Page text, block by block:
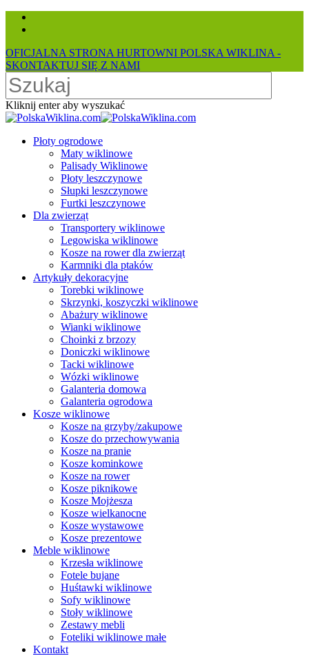
Skip
content
OFICJALNA STRONA HURTOWNI POLSKA WIKLINA -
SKONTAKTUJ SIĘ Z NAMI
Kliknij enter aby wyszukać
Close
search
Menu
Płoty ogrodowe
Maty wiklinowe
Palisady Wiklinowe
Płoty leszczynowe
Słupki leszczynowe
Furtki leszczynowe
Dla zwierząt
Transportery wiklinowe
Legowiska wiklinowe
Kosze na rower dla zwierząt
Karmniki dla ptaków
Artykuły dekoracyjne
Torebki wiklinowe
Skrzynki, koszyczki wiklinowe
Abażury wiklinowe
Wianki wiklinowe
Choinki z brzozy
Doniczki wiklinowe
Tacki wiklinowe
Wózki wiklinowe
Galanteria domowa
Galanteria ogrodowa
Kosze wiklinowe
Kosze na grzyby/zakupowe
Kosze do przechowywania
Kosze na pranie
Kosze kominkowe
Kosze na rower
Kosze piknikowe
Kosze Mojżesza
Kosze wielkanocne
Kosze wystawowe
Kosze prezentowe
Meble wiklinowe
Krzesła wiklinowe
Fotele bujane
Huśtawki wiklinowe
Sofy wiklinowe
Stoły wiklinowe
Zestawy mebli
Foteliki wiklinowe małe
Kontakt